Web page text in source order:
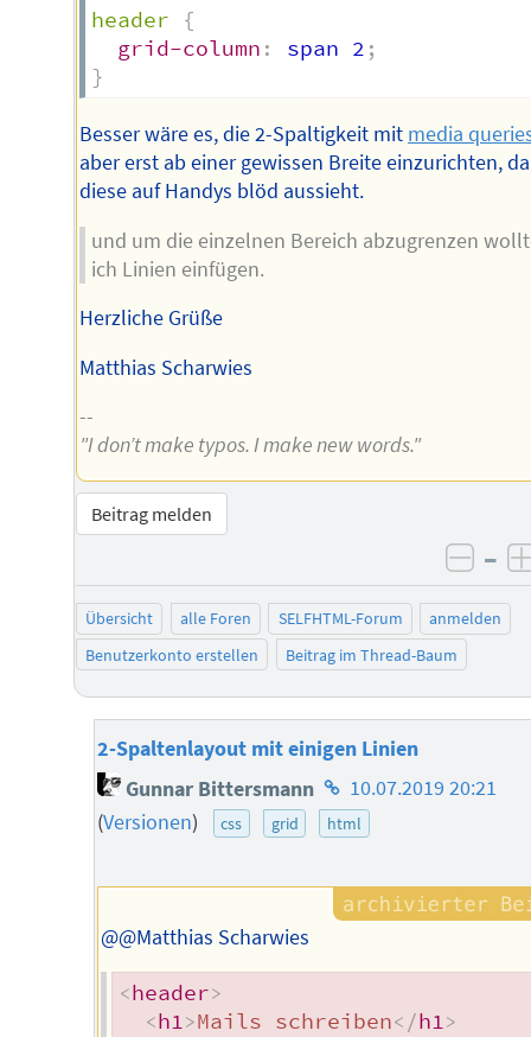
header
{
grid-column : span 2 ;
}
Besser wäre es, die 2-Spaltigkeit mit media
aber erst ab einer gewissen Breite einzurichten, da
diese auf Handys blöd aussieht.
und um die einzelnen Bereich abzugrenzen
ich Linien einfügen.
Herzliche Grüße
Matthias Scharwies
--
"I don’t make typos. I make new words."
Beitrag melden
–
Übersicht alle Foren SELFHTML-Forum
anmelden
Benutzerkonto erstellen
Beitrag im Thread-Baum
2-Spaltenlayout mit einigen Linien
Gunnar Bittersmann Homepage
des
10.07.2019 20:21
(Versionen) css grid html
@@Matthias Scharwies
<header>
<h1>Mails schreiben</h1>